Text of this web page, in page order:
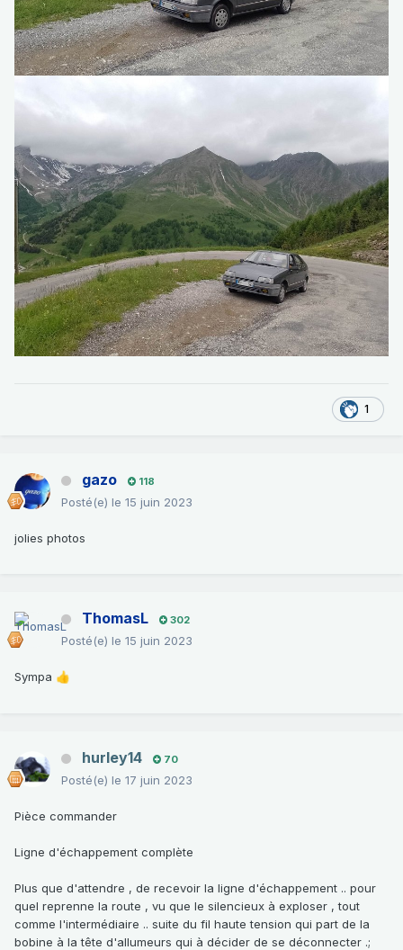
1
gazo 118
Posté(e) le 15 juin 2023
jolies photos
ThomasL 302
Posté(e) le 15 juin 2023
Sympa 👍
hurley14 70
Posté(e) le 17 juin 2023
Pièce commander
Ligne d'échappement complète
Plus que d'attendre , de recevoir la ligne d'échappement .. pour
quel reprenne la route , vu que le silencieux à exploser , tout
comme l'intermédiaire .. suite du fil haute tension qui part de la
bobine à la tête d'allumeurs qui à décider de se déconnecter .;